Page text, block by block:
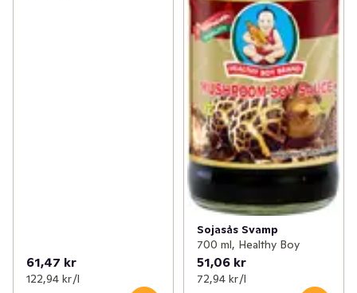
61,47 kr
122,94 kr /l
Sojasås Svamp
700 ml, Healthy Boy
51,06 kr
72,94 kr /l